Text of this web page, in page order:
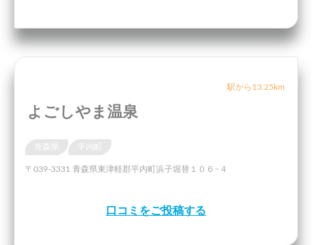
駅から13.25km
よごしやま温泉
青森県 平内町
〒039-3331 青森県東津軽郡平内町浜子堀替１０６−４
口コミをご投稿する